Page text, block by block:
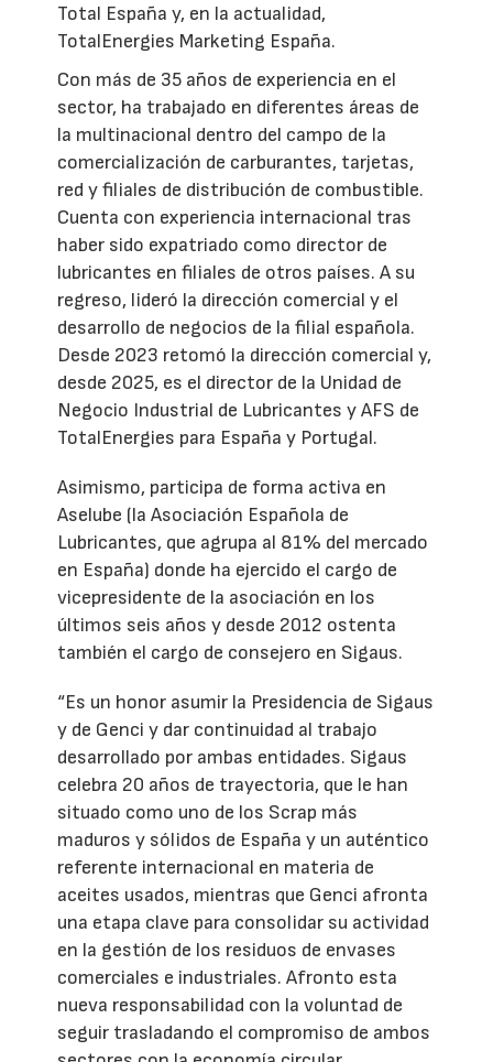
Total España y, en la actualidad,
TotalEnergies Marketing España.
Con más de 35 años de experiencia en el
sector, ha trabajado en diferentes áreas de
la multinacional dentro del campo de la
comercialización de carburantes, tarjetas,
red y filiales de distribución de combustible.
Cuenta con experiencia internacional tras
haber sido expatriado como director de
lubricantes en filiales de otros países. A su
regreso, lideró la dirección comercial y el
desarrollo de negocios de la filial española.
Desde 2023 retomó la dirección comercial y,
desde 2025, es el director de la Unidad de
Negocio Industrial de Lubricantes y AFS de
TotalEnergies para España y Portugal.
Asimismo, participa de forma activa en
Aselube (la Asociación Española de
Lubricantes, que agrupa al 81% del mercado
en España) donde ha ejercido el cargo de
vicepresidente de la asociación en los
últimos seis años y desde 2012 ostenta
también el cargo de consejero en Sigaus.
“Es un honor asumir la Presidencia de Sigaus
y de Genci y dar continuidad al trabajo
desarrollado por ambas entidades. Sigaus
celebra 20 años de trayectoria, que le han
situado como uno de los Scrap más
maduros y sólidos de España y un auténtico
referente internacional en materia de
aceites usados, mientras que Genci afronta
una etapa clave para consolidar su actividad
en la gestión de los residuos de envases
comerciales e industriales. Afronto esta
nueva responsabilidad con la voluntad de
seguir trasladando el compromiso de ambos